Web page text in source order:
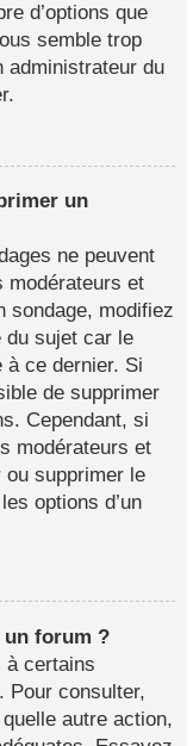
d’options que
semble trop
administrateur du
un
ne peuvent
modérateurs et
sondage, modifiez
du sujet car le
à ce dernier. Si
de supprimer
Cependant, si
modérateurs et
ou supprimer le
options d’un
un forum ?
à certains
Pour consulter,
autre action,